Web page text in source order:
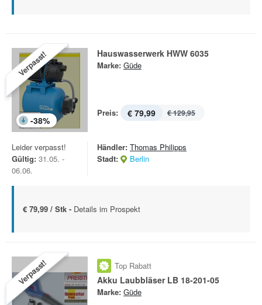
Verpasst!
-38%
Hauswasserwerk HWW 6035
Marke: Güde
Preis: € 79,99 € 129,95
Leider verpasst!
Gültig: 31.05. -
06.06.
Händler: Thomas Philipps
Stadt:
Berlin
€ 79,99 / Stk - Details im Prospekt
Verpasst! Top Rabatt
Akku Laubbläser LB 18-201-05
Marke: Güde